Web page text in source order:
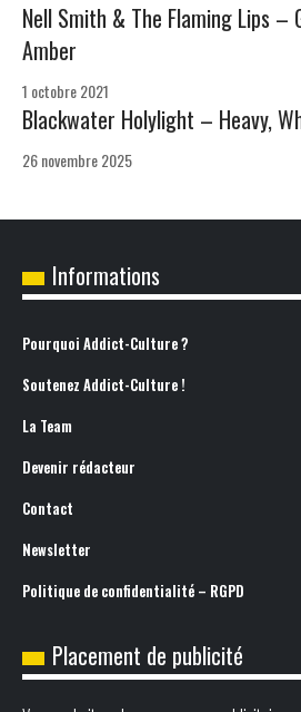
Nell Smith & The Flaming Lips –
Amber
1 octobre 2021
Blackwater Holylight – Heavy,
26 novembre 2025
Informations
Pourquoi Addict-Culture ?
Soutenez Addict-Culture !
La Team
Devenir rédacteur
Contact
Newsletter
Politique de confidentialité – RGPD
Placement de publicité